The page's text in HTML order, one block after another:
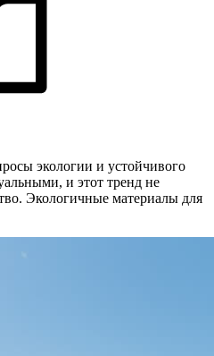
экологии и устойчивого
и этот тренд не
Экологичные материалы для